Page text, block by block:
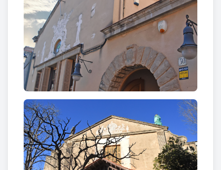
A la façana cal mencionar els magnífics esgrafiats
obra de Ferdinandus Serra i Sala, el millor
esgrafiador català del nostre segle. Va néixer a
Barcelona el 1905. Es dedicà al dibuix esgrafiat i
escultura. Es formà a l’Acadèmia de les Arts de
Barcelona amb el mestre Antoni Gelabert i Alart.
Reconstruí els models escultòrics de la Casa dels
Canonges a Barcelona i com a esgrafiador destaca
la seva restauració dels esgrafiats de la casa del
gremi de Velers a la Via Laietana de Barcelona,
declarada monument nacional. Durant la Guerra
Civil treballà a Martorell on es tractà amb Francesc
Pujols. Va fer restaurar altres esgrafiats i rellotges